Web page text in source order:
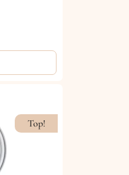
Top!